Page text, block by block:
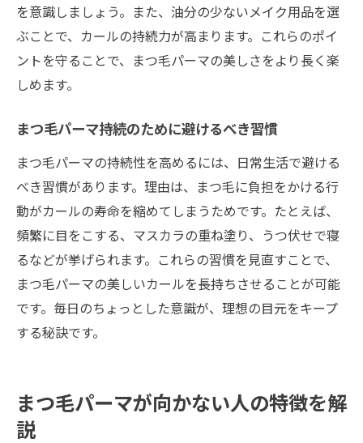
を意識しましょう。また、油分の少ないメイク用品を選
ぶことで、カールの持続力が高まります。これらのポイ
ントを守ることで、まつ毛パーマの美しさをより長く楽
しめます。
まつ毛パーマ持続のために避けるべき習慣
まつ毛パーマの持続性を高めるには、日常生活で避ける
べき習慣があります。理由は、まつ毛に負担をかける行
動がカールの寿命を縮めてしまうためです。たとえば、
頻繁に目をこする、マスカラの重ね塗り、うつ伏せで寝
るなどが挙げられます。これらの習慣を見直すことで、
まつ毛パーマの美しいカールを長持ちさせることが可能
です。毎日のちょっとした意識が、理想の目元をキープ
する秘訣です。
まつ毛パーマが向かない人の特徴を解
説